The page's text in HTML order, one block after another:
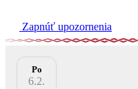
Zapnúť upozornenia
Po
6.2.